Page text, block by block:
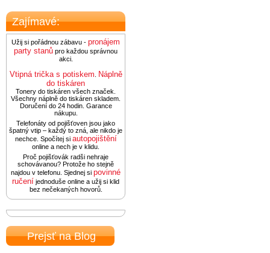
Zajímavé:
Užij si pořádnou zábavu - pronájem
party stanů pro každou správnou
akci.
Vtipná trička s potiskem Náplně
do tiskáren
Tonery do tiskáren všech značek.
Všechny náplně do tiskáren skladem.
Doručení do 24 hodin. Garance
nákupu.
Telefonáty od pojišťoven jsou jako
špatný vtip – každý to zná, ale nikdo je
nechce. Spočítej si autopojištění
online a nech je v klidu.
Proč pojišťovák radši nehraje
schovávanou? Protože ho stejně
najdou v telefonu. Sjednej si povinné
ručení jednoduše online a užij si klid
bez nečekaných hovorů.
Prejsť na Blog